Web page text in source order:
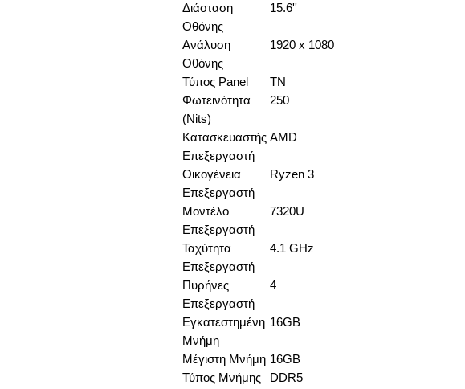
Διάσταση
Οθόνης
15.6''
Ανάλυση
Οθόνης
1920 x 1080
Τύπος Panel
TN
Φωτεινότητα
(Nits)
250
Κατασκευαστής
Επεξεργαστή
AMD
Οικογένεια
Επεξεργαστή
Ryzen 3
Μοντέλο
Επεξεργαστή
7320U
Ταχύτητα
Επεξεργαστή
4.1 GHz
Πυρήνες
Επεξεργαστή
4
Εγκατεστημένη
Μνήμη
16GB
Μέγιστη Μνήμη 16GB
Τύπος Μνήμης
DDR5